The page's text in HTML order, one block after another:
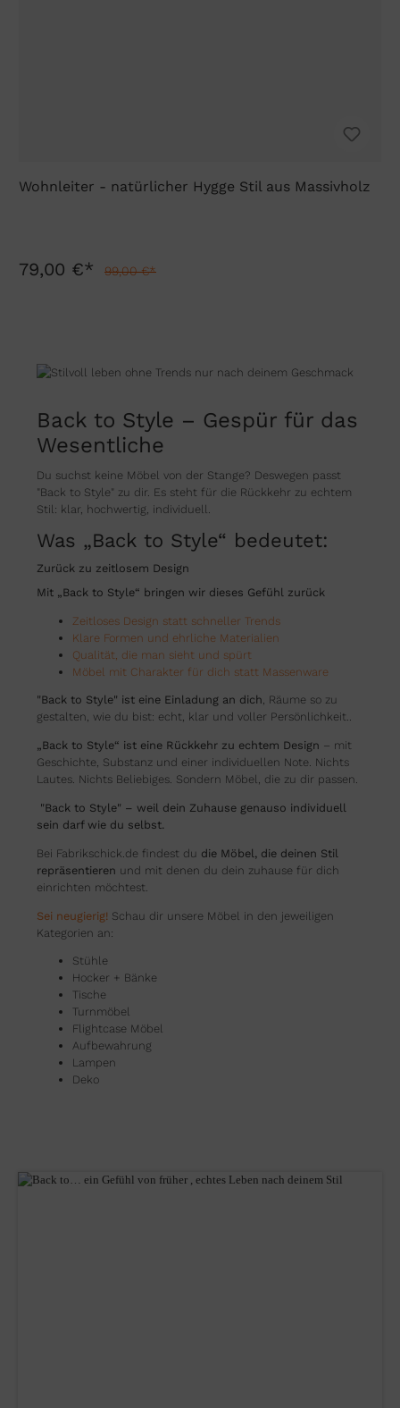
Wohnleiter - natürlicher Hygge Stil aus Massivholz
79,00 €* 99,00 €*
Back to Style – Gespür für das
Wesentliche
Du suchst keine Möbel von der Stange? Deswegen passt
"Back to Style" zu dir. Es steht für die Rückkehr zu echtem
Stil: klar, hochwertig, individuell.
Was „Back to Style“ bedeutet:
Zurück zu zeitlosem Design
Mit „Back to Style“ bringen wir dieses Gefühl zurück
Zeitloses Design statt schneller Trends
Klare Formen und ehrliche Materialien
Qualität, die man sieht und spürt
Möbel mit Charakter für dich statt Massenware
"Back to Style" ist eine Einladung an dich, Räume so zu
gestalten, wie du bist: echt, klar und voller Persönlichkeit..
„Back to Style“ ist eine Rückkehr zu echtem Design – mit
Geschichte, Substanz und einer individuellen Note. Nichts
Lautes. Nichts Beliebiges. Sondern Möbel, die zu dir passen.
"Back to Style" – weil dein Zuhause genauso individuell
sein darf wie du selbst.
Bei Fabrikschick.de findest du die Möbel, die deinen Stil
repräsentieren und mit denen du dein zuhause für dich
einrichten möchtest.
Sei neugierig! Schau dir unsere Möbel in den jeweiligen
Kategorien an:
Stühle
Hocker + Bänke
Tische
Turnmöbel
Flightcase Möbel
Aufbewahrung
Lampen
Deko